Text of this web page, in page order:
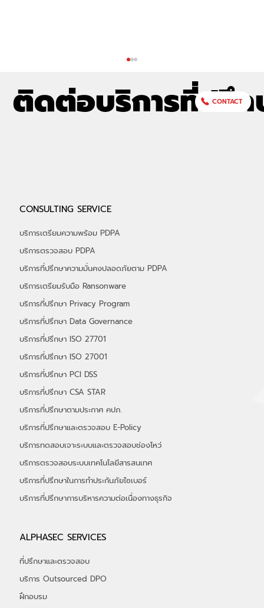
depa ในงาน THAIDEF-EX 2026 รับ
เกียรติ "รมว.พาณิชย์" เยี่ยมชมบูธ พร้อมรับ
ฟังสิทธิประโยชน์ จาก depa กว่า 50%
ติดต่อบริการที่ปรึก
CONTACT
CONSULTING SERVICE
บริการเตรียมความพร้อม PDPA
บริการตรวจสอบ PDPA
บริการที่ปรึกษาความมั่นคงปลอดภัยตาม PDPA
บริการเตรียมรับมือ Ransonware
บริการที่ปรึกษา Privacy Program
บริการที่ปรึกษา Data Governance
บริการที่ปรึกษา ISO 27701
บริการที่ปรึกษา ISO 27001
บริการที่ปรึกษา PCI DSS
บริการที่ปรึกษา CSA STAR
บริการที่ปรึกษาตามประกาศ คปภ.
บริการที่ปรึกษาและตรวจสอบ E-Policy
บริการทดสอบเจาะระบบและตรวจสอบช่องโหว่
บริการตรวจสอบระบบเทคโนโลยีสารสนเทศ
บริการที่ปรึกษาในการทำประกันภัยไซเบอร์
​บริการที่ปรึกษาการบริหารความต่อเนื่องทางธุรกิจ
ALPHASEC SERVICES
ที่ปรึกษาและตรวจสอบ
บริการ Outsourced DPO
ฝึกอบรม